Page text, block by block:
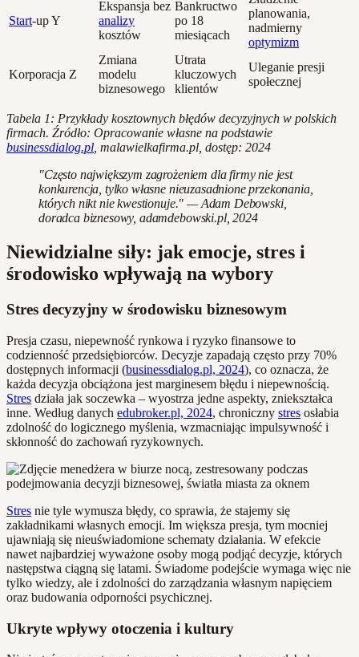
Start-up Y
Ekspansja bez
analizy
kosztów
Bankructwo
po 18
miesiącach
planowania,
nadmierny
optymizm
Korporacja Z
Zmiana
modelu
biznesowego
Utrata
kluczowych
klientów
Uleganie presji
społecznej
Tabela 1: Przykłady kosztownych błędów decyzyjnych w polskich
firmach. Źródło: Opracowanie własne na podstawie
businessdialog.pl , malawielkafirma.pl, dostęp: 2024
"Często największym zagrożeniem dla firmy nie jest
konkurencja, tylko własne nieuzasadnione przekonania,
których nikt nie kwestionuje." — Adam Debowski,
doradca biznesowy, adamdebowski.pl, 2024
Niewidzialne siły: jak emocje, stres i
środowisko wpływają na wybory
Stres decyzyjny w środowisku biznesowym
Presja czasu, niepewność rynkowa i ryzyko finansowe to
codzienność przedsiębiorców. Decyzje zapadają często przy 70%
dostępnych informacji (businessdialog.pl, 2024), co oznacza, że
każda decyzja obciążona jest marginesem błędu i niepewnością.
Stres działa jak soczewka – wyostrza jedne aspekty, zniekształca
inne. Według danych edubroker.pl, 2024, chroniczny stres osłabia
zdolność do logicznego myślenia, wzmacniając impulsywność i
skłonność do zachowań ryzykownych.
Stres nie tyle wymusza błędy, co sprawia, że stajemy się
zakładnikami własnych emocji. Im większa presja, tym mocniej
ujawniają się nieuświadomione schematy działania. W efekcie
nawet najbardziej wyważone osoby mogą podjąć decyzje, których
następstwa ciągną się latami. Świadome podejście wymaga więc nie
tylko wiedzy, ale i zdolności do zarządzania własnym napięciem
oraz budowania odporności psychicznej.
Ukryte wpływy otoczenia i kultury